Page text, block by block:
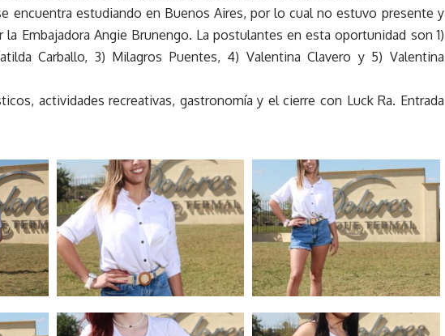
encuentra estudiando en Buenos Aires, por lo cual no estuvo presente y
la Embajadora Angie Brunengo. La postulantes en esta oportunidad son 1)
Carballo, 3) Milagros Puentes, 4) Valentina Clavero y 5) Valentina
actividades recreativas, gastronomía y el cierre con Luck Ra. Entrada